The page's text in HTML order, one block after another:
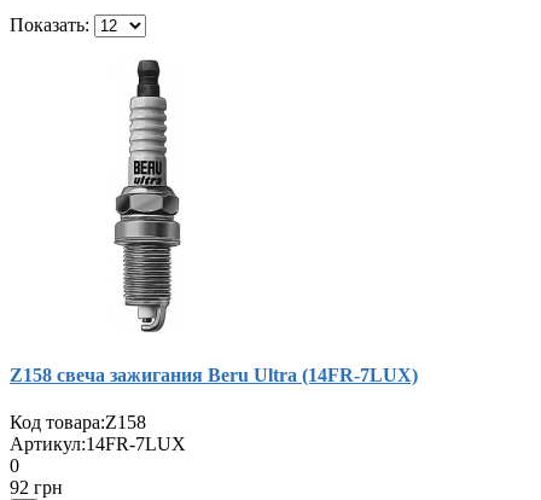
Показать:
Z158 свеча зажигания Beru Ultra (14FR-7LUX)
Код товара:Z158
Артикул:14FR-7LUX
0
92 грн